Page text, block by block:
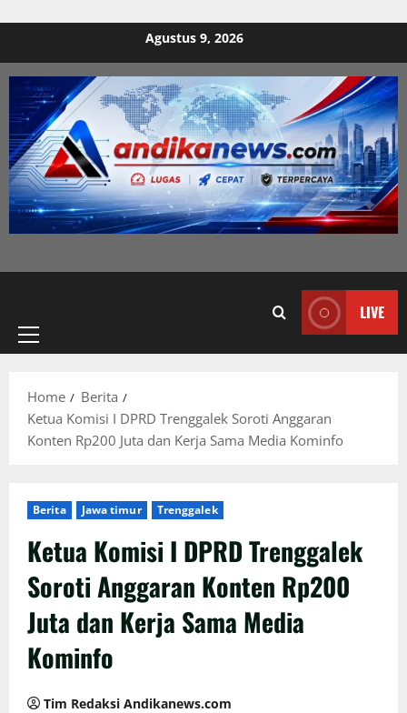
Agustus 9, 2026
LIVE
Home
Berita
Ketua Komisi I DPRD Trenggalek Soroti Anggaran
Konten Rp200 Juta dan Kerja Sama Media Kominfo
Berita Jawa timur Trenggalek
Ketua Komisi I DPRD Trenggalek
Soroti Anggaran Konten Rp200
Juta dan Kerja Sama Media
Kominfo
Tim Redaksi Andikanews.com